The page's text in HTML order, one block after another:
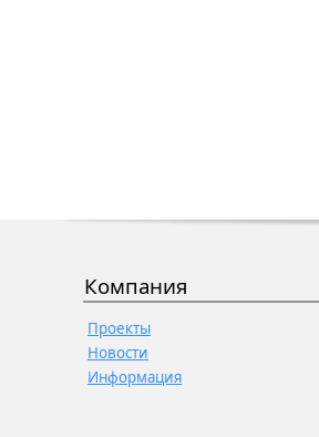
Компания
Проекты
Новости
Информация